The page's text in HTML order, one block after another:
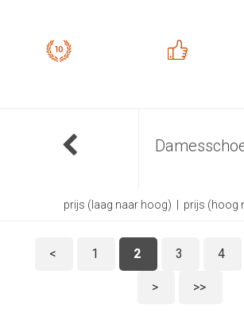
prijs (laag naar hoog) prijs (hoog
< 1 2 3 4
> >>